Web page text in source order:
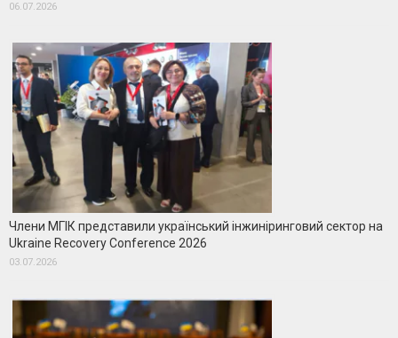
06.07.2026
Члени МГІК представили український інжиніринговий сектор на
Ukraine Recovery Conference 2026
03.07.2026